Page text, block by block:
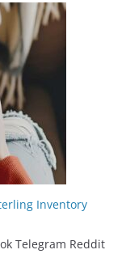
Inventory
Telegram Reddit